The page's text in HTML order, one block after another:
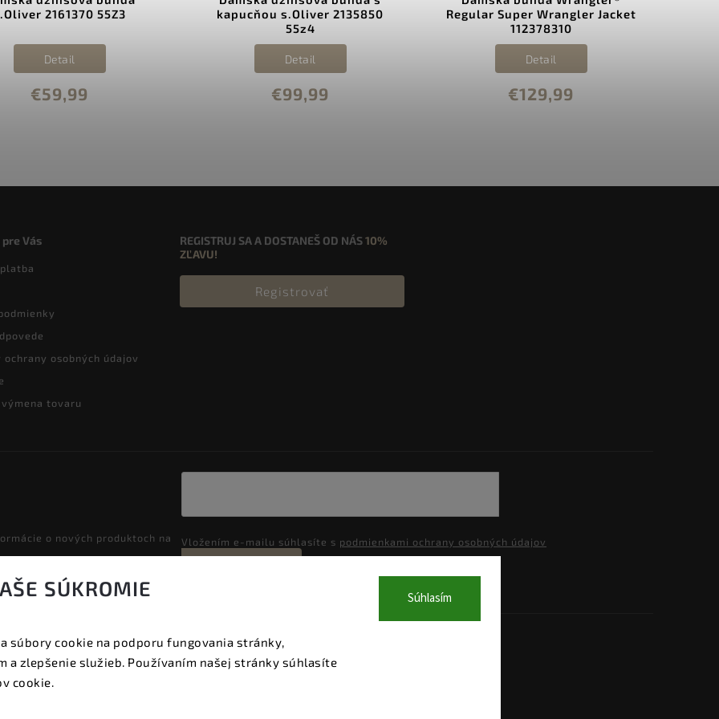
SÚKROMIE
súbory cookie na podporu fungovania stránky,
a zlepšenie služieb. Používaním našej stránky súhlasíte
cookie.
Súhlasím
2161370 55Z3
€59,99
kapucňou s.Oliver 2135850
€99,99
Regular Super Wrangler Jacket
112378310
€129,99
Vás
ochrany osobných údajov
tovaru
REGISTRUJ SA A DOSTANEŠ OD NÁS10%
ZĽAVU!
Registrovať
o nových produktoch na
Vložením e-mailu súhlasíte s podmienkami ochrany osobných údajov
Copyright 2026 Vyzeraj dobre. Všetky práva vyhradené.
Upraviť nastavenie cookies